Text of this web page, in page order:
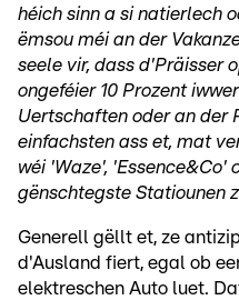
héich sinn a si natierlech
ëmsou méi an der
seele vir, dass d'Präisser
ongeféier 10 Prozent
Uertschaften oder an der
einfachsten ass et, mat
wéi 'Waze', 'Essence&Co'
gënschtegste Statiounen
Generell gëllt et, ze
d'Ausland fiert, egal ob
elektreschen Auto luet.